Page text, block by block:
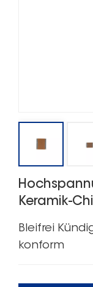
Keramik-
Bleifrei
konform